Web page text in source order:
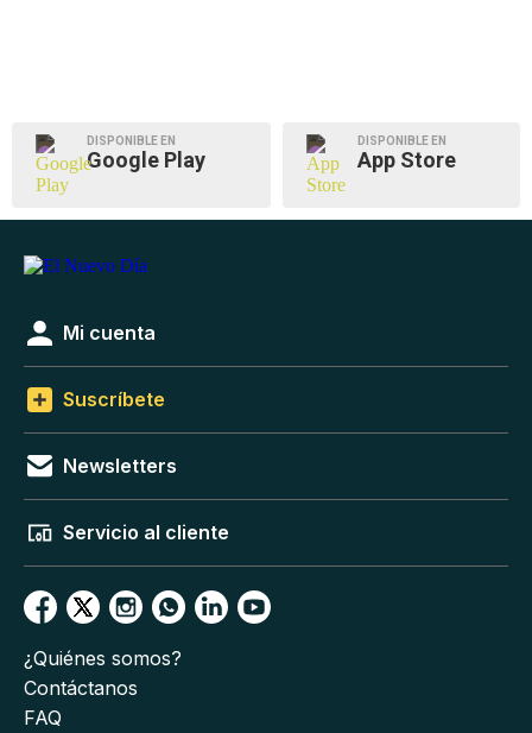
DISPONIBLE EN
Google Play
DISPONIBLE EN
App Store
Mi cuenta
Suscríbete
Newsletters
Servicio al cliente
¿Quiénes somos?
Contáctanos
FAQ